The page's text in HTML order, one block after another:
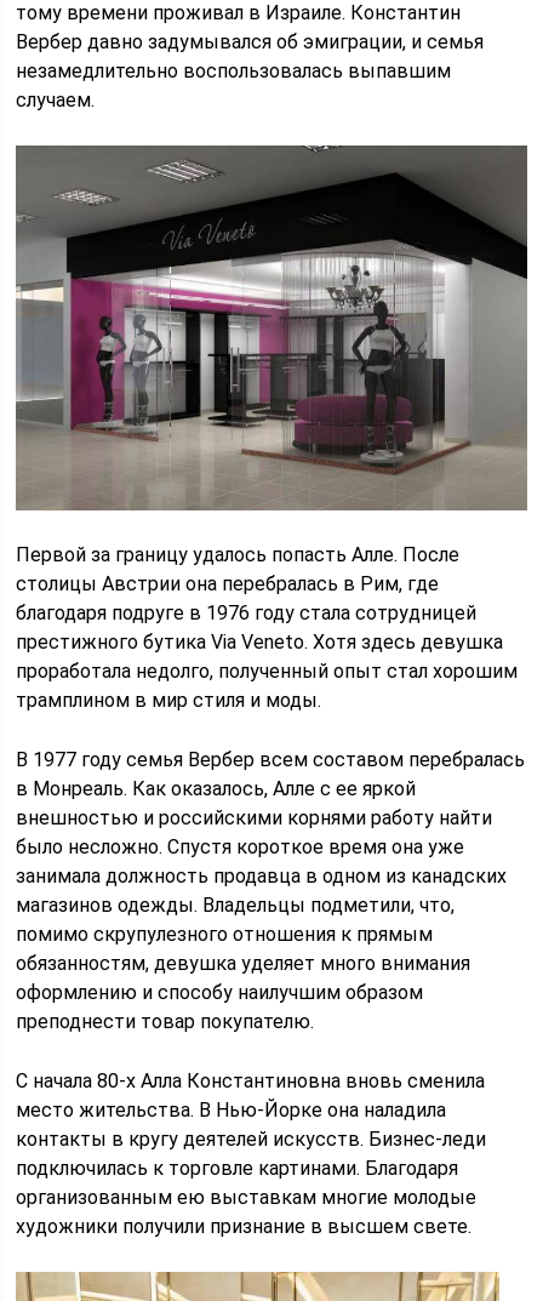
тому времени проживал в Израиле. Константин
Вербер давно задумывался об эмиграции, и семья
незамедлительно воспользовалась выпавшим
случаем.
Первой за границу удалось попасть Алле. После
столицы Австрии она перебралась в Рим, где
благодаря подруге в 1976 году стала сотрудницей
престижного бутика Via Veneto. Хотя здесь девушка
проработала недолго, полученный опыт стал хорошим
трамплином в мир стиля и моды.
В 1977 году семья Вербер всем составом перебралась
в Монреаль. Как оказалось, Алле с ее яркой
внешностью и российскими корнями работу найти
было несложно. Спустя короткое время она уже
занимала должность продавца в одном из канадских
магазинов одежды. Владельцы подметили, что,
помимо скрупулезного отношения к прямым
обязанностям, девушка уделяет много внимания
оформлению и способу наилучшим образом
преподнести товар покупателю.
С начала 80-х Алла Константиновна вновь сменила
место жительства. В Нью-Йорке она наладила
контакты в кругу деятелей искусств. Бизнес-леди
подключилась к торговле картинами. Благодаря
организованным ею выставкам многие молодые
художники получили признание в высшем свете.